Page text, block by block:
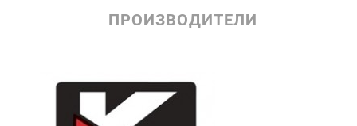
ПРОИЗВОДИТЕЛИ